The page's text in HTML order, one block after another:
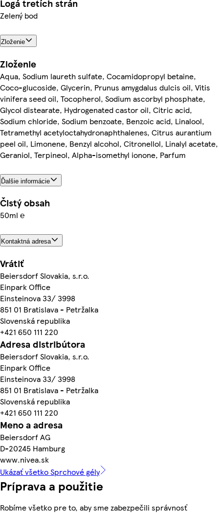
Logá tretích strán
Zelený bod
Zloženie
Zloženie
Aqua, Sodium laureth sulfate, Cocamidopropyl betaine,
Coco-glucoside, Glycerin, Prunus amygdalus dulcis oil, Vitis
vinifera seed oil, Tocopherol, Sodium ascorbyl phosphate,
Glycol distearate, Hydrogenated castor oil, Citric acid,
Sodium chloride, Sodium benzoate, Benzoic acid, Linalool,
Tetramethyl acetyloctahydronaphthalenes, Citrus aurantium
peel oil, Limonene, Benzyl alcohol, Citronellol, Linalyl acetate,
Geraniol, Terpineol, Alpha-isomethyl ionone, Parfum
Ďalšie informácie
Čistý obsah
50ml ℮
Kontaktná adresa
Vrátiť
Beiersdorf Slovakia, s.r.o.
Einpark Office
Einsteinova 33/ 3998
851 01 Bratislava - Petržalka
Slovenská republika
+421 650 111 220
Adresa distribútora
Beiersdorf Slovakia, s.r.o.
Einpark Office
Einsteinova 33/ 3998
851 01 Bratislava - Petržalka
Slovenská republika
+421 650 111 220
Meno a adresa
Beiersdorf AG
D-20245 Hamburg
www.nivea.sk
Ukázať všetko Sprchové gély
Príprava a použitie
Robíme všetko pre to, aby sme zabezpečili správnosť